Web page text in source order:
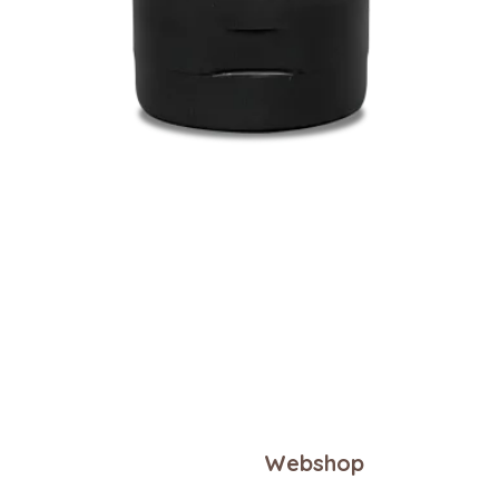
Webshop